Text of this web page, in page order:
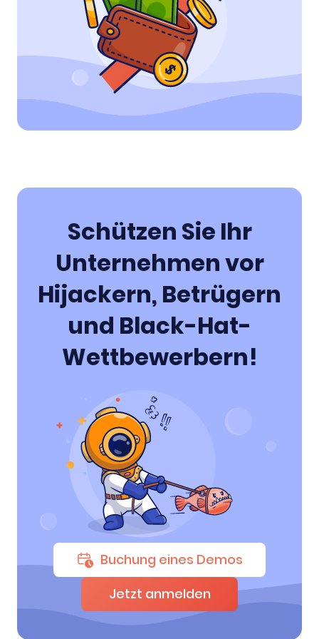
Schützen Sie Ihr
Unternehmen vor
Hijackern, Betrügern
und Black-Hat-
Wettbewerbern!
Buchung eines Demos
Jetzt anmelden